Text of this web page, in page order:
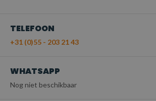
TELEFOON
+31 (0)55 - 203 21 43
WHATSAPP
Nog niet beschikbaar